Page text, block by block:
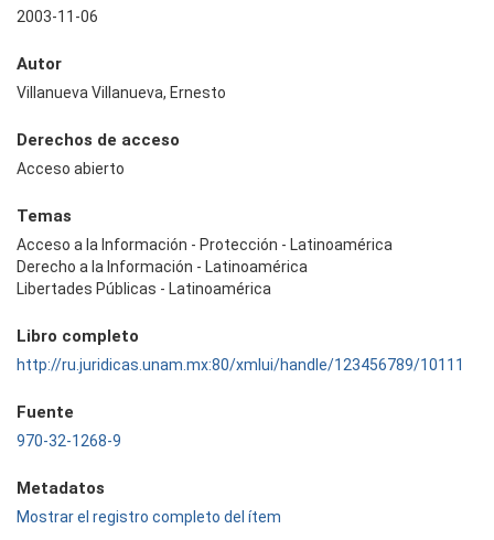
2003-11-06
Autor
Villanueva Villanueva, Ernesto
Derechos de acceso
Acceso abierto
Temas
Acceso a la Información - Protección - Latinoamérica
Derecho a la Información - Latinoamérica
Libertades Públicas - Latinoamérica
Libro completo
http://ru.juridicas.unam.mx:80/xmlui/handle/123456789/10111
Fuente
970-32-1268-9
Metadatos
Mostrar el registro completo del ítem